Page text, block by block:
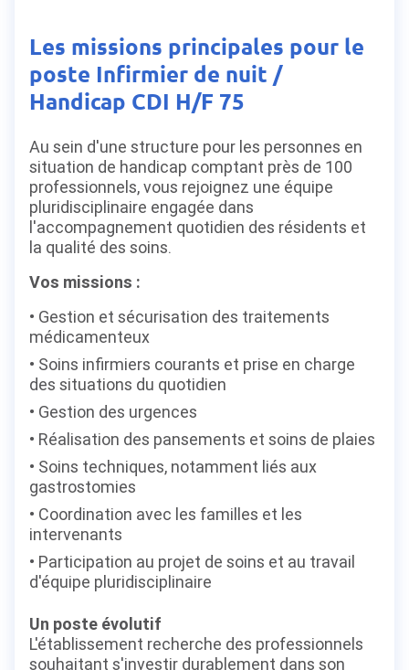
Les missions principales pour le
poste Infirmier de nuit /
Handicap CDI H/F 75
Au sein d'une structure pour les personnes en
situation de handicap comptant près de 100
professionnels, vous rejoignez une équipe
pluridisciplinaire engagée dans
l'accompagnement quotidien des résidents et
la qualité des soins.
Vos missions :
Gestion et sécurisation des traitements
médicamenteux
Soins infirmiers courants et prise en charge
des situations du quotidien
Gestion des urgences
Réalisation des pansements et soins de plaies
Soins techniques, notamment liés aux
gastrostomies
Coordination avec les familles et les
intervenants
Participation au projet de soins et au travail
d'équipe pluridisciplinaire
Un poste évolutif
L'établissement recherche des professionnels
souhaitant s'investir durablement dans son